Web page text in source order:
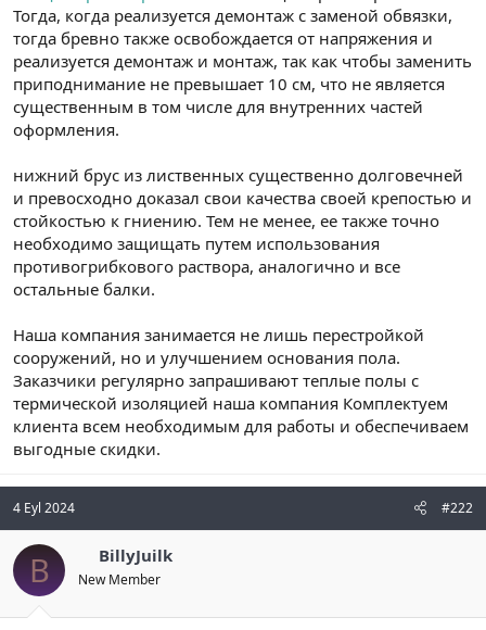
n
i
Тогда, когда реализуется демонтаж с заменой обвязки,
тогда бревно также освобождается от напряжения и
реализуется демонтаж и монтаж, так как чтобы заменить
приподнимание не превышает 10 см, что не является
существенным в том числе для внутренних частей
оформления.
нижний брус из лиственных существенно долговечней
и превосходно доказал свои качества своей крепостью и
стойкостью к гниению. Тем не менее, ее также точно
необходимо защищать путем использования
противогрибкового раствора, аналогично и все
остальные балки.
Наша компания занимается не лишь перестройкой
сооружений, но и улучшением основания пола.
Заказчики регулярно запрашивают теплые полы с
термической изоляцией наша компания Комплектуем
клиента всем необходимым для работы и обеспечиваем
выгодные скидки.
4 Eyl 2024 #222
B BillyJuilk
New Member